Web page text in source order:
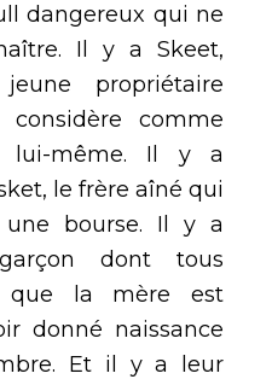
dangereux qui ne
Il y a Skeet,
propriétaire
comme
lui-même. Il y a
le frère aîné qui
une bourse. Il y a
dont tous
que la mère est
donné naissance
Et il y a leur